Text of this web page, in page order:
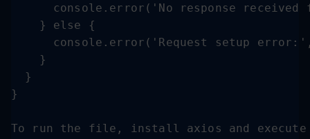
console.error('No response received
    } else {
console.error('Request setup
    }
  }
}
To run the file, install axios and